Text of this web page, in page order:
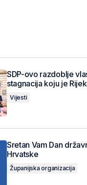
SDP-ovo razdoblje
stagnacija koju je
Vijesti
Sretan Vam Dan
Hrvatske
Županijska organizacija